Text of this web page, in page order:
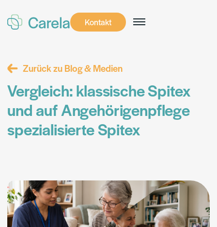
Kontakt
Kontakt
Zurück zu Blog & Medien
Vergleich: klassische Spitex
und auf Angehörigenpflege
spezialisierte Spitex